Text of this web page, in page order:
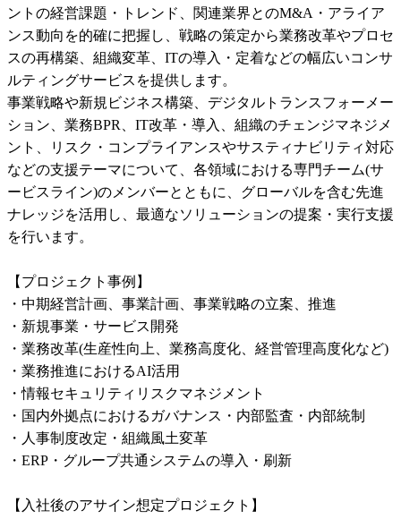
ントの経営課題・トレンド、関連業界とのM&A・アライア
ンス動向を的確に把握し、戦略の策定から業務改革やプロセ
スの再構築、組織変革、ITの導入・定着などの幅広いコンサ
ルティングサービスを提供します。
事業戦略や新規ビジネス構築、デジタルトランスフォーメー
ション、業務BPR、IT改革・導入、組織のチェンジマネジメ
ント、リスク・コンプライアンスやサスティナビリティ対応
などの支援テーマについて、各領域における専門チーム(サ
ービスライン)のメンバーとともに、グローバルを含む先進
ナレッジを活用し、最適なソリューションの提案・実行支援
を行います。
【プロジェクト事例】
・中期経営計画、事業計画、事業戦略の立案、推進
・新規事業・サービス開発
・業務改革(生産性向上、業務高度化、経営管理高度化など)
・業務推進におけるAI活用
・情報セキュリティリスクマネジメント
・国内外拠点におけるガバナンス・内部監査・内部統制
・人事制度改定・組織風土変革
・ERP・グループ共通システムの導入・刷新
【入社後のアサイン想定プロジェクト】